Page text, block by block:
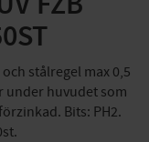
stålregel max 0,5
under huvudet som
Bits: PH2.